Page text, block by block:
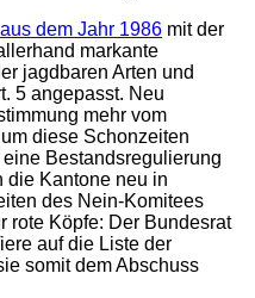
dem Jahr 1986 mit der
markante
jagdbaren Arten und
5 angepasst. Neu
mehr vom
diese Schonzeiten
Bestandsregulierung
die Kantone neu in
des Nein-Komitees
rote Köpfe: Der Bundesrat
auf die Liste der
somit dem Abschuss